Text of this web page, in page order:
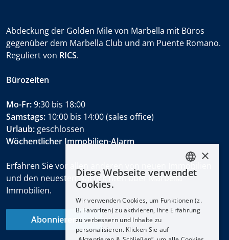
Abdeckung der Golden Mile von Marbella mit Büros
gegenüber dem Marbella Club und am Puente Romano.
Reguliert von RICS.
Bürozeiten
Mo-Fr:9:30 bis 18:00
Samstags: 10:00 bis 14:00 (sales office)
Urlaub:geschlossen
Wöchentlicher Immobilien-Alarm
Erfahren Sie vor allen anderen von neuen Immobilien
und den neuesten Nachrichten über Marbella
Immobilien.
Abonnieren
ENGLISH
DEUTSCH
NEDERLANDS
×
Diese Webseite verwendet
Cookies.
Wir verwenden Cookies, um Funktionen (z.
B. Favoriten) zu aktivieren, Ihre Erfahrung
zu verbessern und Inhalte zu
personalisieren. Klicken Sie auf